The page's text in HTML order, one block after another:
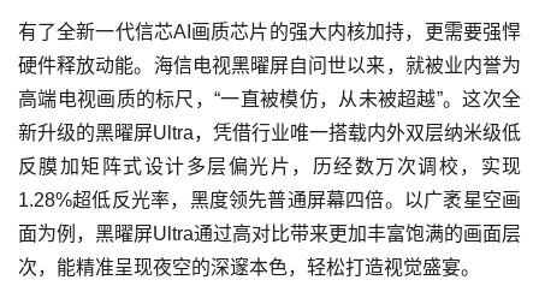
有了全新一代信芯AI画质芯片的强大内核加持，更需要强悍
硬件释放动能。海信电视黑曜屏自问世以来，就被业内誉为
高端电视画质的标尺，“一直被模仿，从未被超越”。这次全
新升级的黑曜屏Ultra，凭借行业唯一搭载内外双层纳米级低
反膜加矩阵式设计多层偏光片，历经数万次调校，实现
1.28%超低反光率，黑度领先普通屏幕四倍。以广袤星空画
面为例，黑曜屏Ultra通过高对比带来更加丰富饱满的画面层
次，能精准呈现夜空的深邃本色，轻松打造视觉盛宴。